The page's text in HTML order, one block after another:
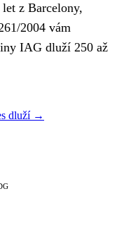
z Barcelony,
2004 vám
IAG dluží 250 až
dluží →